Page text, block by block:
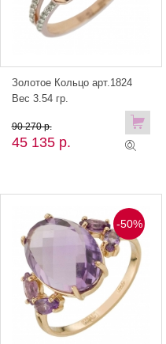
Золотое Кольцо арт.1824
Вес 3.54 гр.
45 135 р.
90 270 р.
-50%